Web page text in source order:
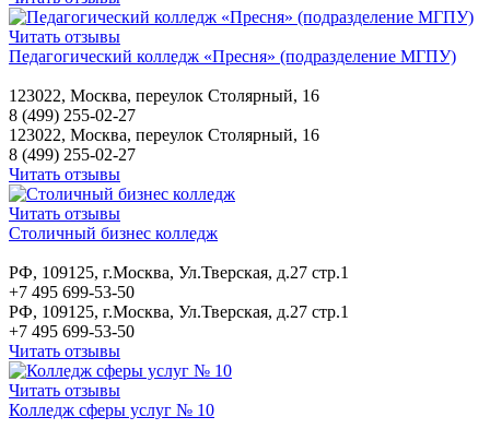
Читать отзывы
Педагогический колледж «Пресня» (подразделение МГПУ)
123022, Москва, переулок Столярный, 16
8 (499) 255-02-27
123022, Москва, переулок Столярный, 16
8 (499) 255-02-27
Читать отзывы
Читать отзывы
Столичный бизнес колледж
РФ, 109125, г.Москва, Ул.Тверская, д.27 стр.1
+7 495 699-53-50
РФ, 109125, г.Москва, Ул.Тверская, д.27 стр.1
+7 495 699-53-50
Читать отзывы
Читать отзывы
Колледж сферы услуг № 10